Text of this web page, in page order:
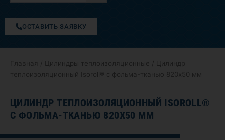
ОСТАВИТЬ ЗАЯВКУ
Главная Цилиндры теплоизоляционные / Цилиндр
теплоизоляционный Isoroll® с фольма-тканью 820х50 мм
ЦИЛИНДР ТЕПЛОИЗОЛЯЦИОННЫЙ ISOROLL®
С ФОЛЬМА-ТКАНЬЮ 820Х50 ММ